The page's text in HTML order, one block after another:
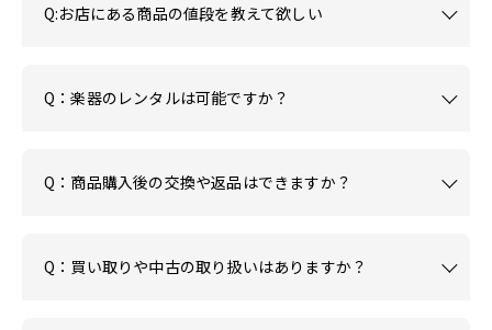
Q:お店にある商品の値段を教えて欲しい
Q：楽器のレンタルは可能ですか？
Q：商品購入後の交換や返品はできますか？
Q：買い取りや中古の取り扱いはありますか？